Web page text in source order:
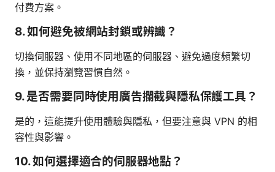
付費方案。
8. 如何避免被網站封鎖或辨識？
切換伺服器、使用不同地區的伺服器、避免過度頻繁切
換，並保持瀏覽習慣自然。
9. 是否需要同時使用廣告攔截與隱私保護工具？
是的，這能提升使用體驗與隱私，但要注意與 VPN 的相
容性與影響。
10. 如何選擇適合的伺服器地點？